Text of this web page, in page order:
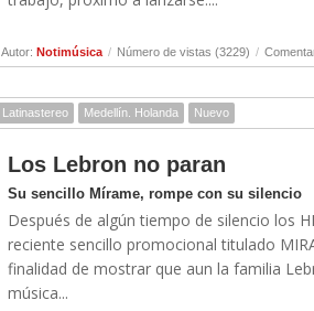
Autor: Notimúsica / Número de vistas (3229) /
Latinastereo Medellín. Holanda Nuevo
Los Lebron no paran
Su sencillo Mírame, rompe con su silencio
Después de algún tiempo de silencio los
reciente sencillo promocional titulado
finalidad de mostrar que aun la familia
música...